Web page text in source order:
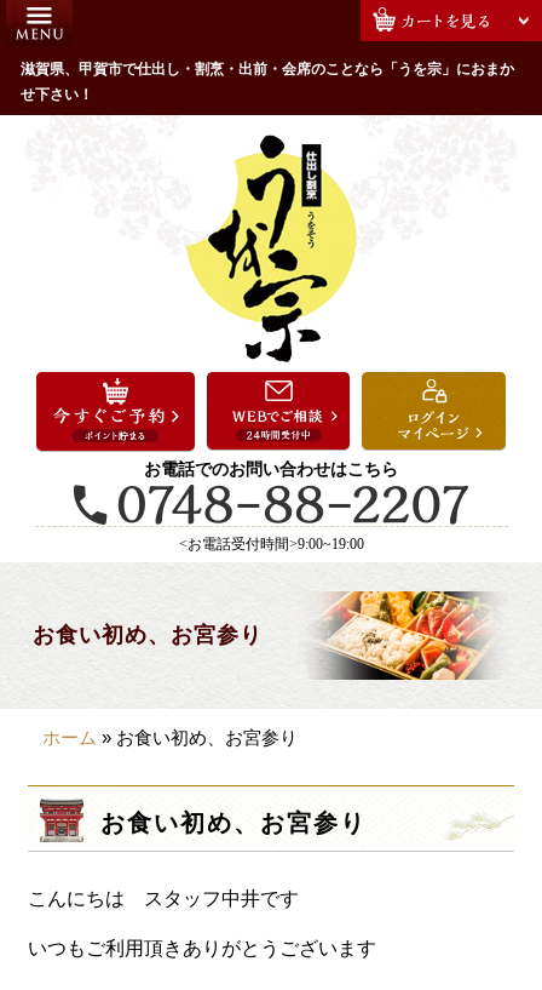
滋賀県、甲賀市で仕出し・割烹・出前・会席のことなら「うを宗」におまか
せ下さい！
お電話でのお問い合わせはこちら
<お電話受付時間>9:00~19:00
お食い初め、お宮参り
HOME
うを宗のこだわり
配達エリア・注文方法
お祝い・ハレの日
法事・法要
接待・おもてなし
会議・セミナー弁当
製薬会社様向け
観光・行楽
価格から選ぶ
~999円
1,000~1,999円
2,000~2,999円
ホーム » お食い初め、お宮参り
お食い初め、お宮参り
こんにちは スタッフ中井です
いつもご利用頂きありがとうございます